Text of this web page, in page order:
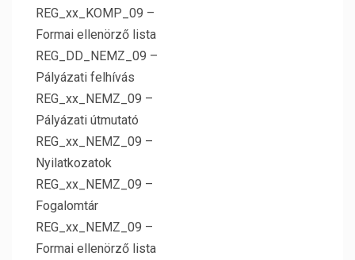
REG_xx_KOMP_09 –
Formai ellenörző lista
REG_DD_NEMZ_09 –
Pályázati felhívás
REG_xx_NEMZ_09 –
Pályázati útmutató
REG_xx_NEMZ_09 –
Nyilatkozatok
REG_xx_NEMZ_09 –
Fogalomtár
REG_xx_NEMZ_09 –
Formai ellenörző lista